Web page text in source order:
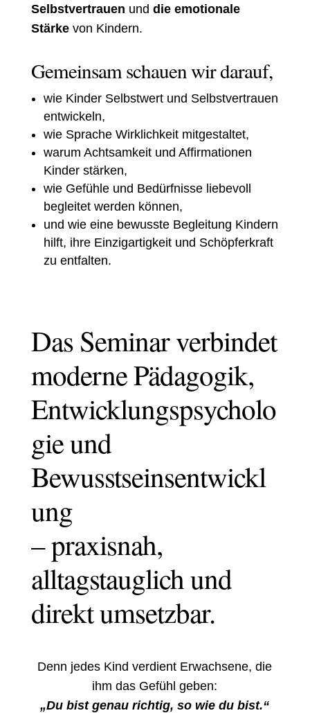
Selbstvertrauen und die emotionale
Stärkevon Kindern.
Gemeinsam schauen wir darauf,
wie Kinder Selbstwert und Selbstvertrauen
entwickeln,
wie Sprache Wirklichkeit mitgestaltet,
warum Achtsamkeit und Affirmationen
Kinder stärken,
wie Gefühle und Bedürfnisse liebevoll
begleitet werden können,
und wie eine bewusste Begleitung Kindern
hilft, ihre Einzigartigkeit und Schöpferkraft
zu entfalten.
Das Seminar verbindet
moderne Pädagogik,
Entwicklungspsycholo
gie und
Bewusstseinsentwickl
ung
–praxisnah,
alltagstauglich und
direkt umsetzbar.
Denn jedes Kind verdient Erwachsene, die
ihm das Gefühl geben:
„Du bist genau richtig, so wie du bist.“